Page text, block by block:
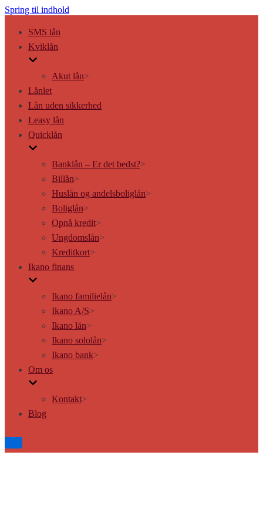
Spring til indhold
SMS lån
Kviklån
Akut lån>
Lånlet
Lån uden sikkerhed
Leasy lån
Quicklån
Banklån – Er det bedst?>
Billån>
Huslån og andelsboliglån>
Boliglån>
Opnå kredit>
Ungdomslån>
Kreditkort>
Ikano finans
Ikano familielån>
Ikano A/S>
Ikano lån>
Ikano sololån>
Ikano bank>
Om os
Kontakt>
Blog
Tænd/sluk
for